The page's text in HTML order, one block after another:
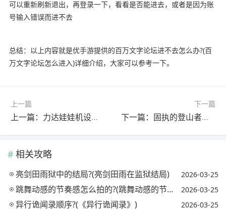
可以重新刷新退出，再登录一下，看看是否能进去，或者是因为账
号输入错误而进不去
总结：以上内容就是优手游提供的百万文字论坛进不去怎么办?(百
万文字论坛怎么进入)详细介绍，大家可以参考一下。
上一篇
上一篇：力达娃娃机设置说明书?(力达娃娃机说明书电子版)
下一篇
下一篇：固执的登山者先祖怎么收集?(光遇固执登山者怎么收集)
相关攻略
亮剑田雨狱中的结局?(亮剑田雨在监狱结局) 2026-03-25
跳舞动感的节奏感怎么拍的?(跳舞动感的节奏感怎么拍的视频) 2026-03-25
异行诡闻录顺序?(《异行诡闻录》) 2026-03-25